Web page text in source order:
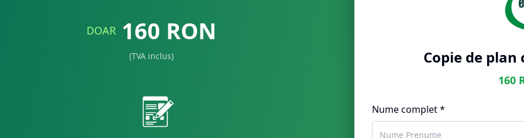
DOAR 160 RON
(TVA inclus) Copie de
160
Nume complet *